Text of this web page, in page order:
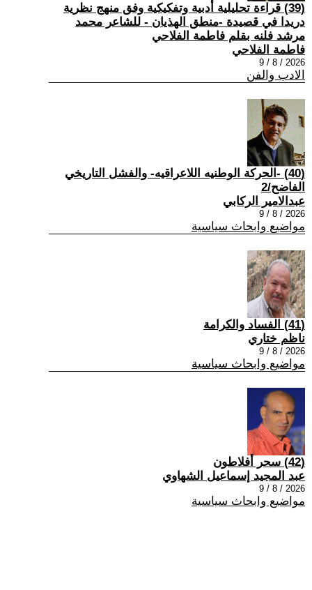
(39) قراءة تحليلية أدبية وتفكيكية وفق منهج نظرية
دريدا في قصيدة -منطق الهذيان - للشاعر محمد
مرشد فلنه بقلم فاطمة الفلاحي
فاطمة الفلاحي
2026 / 8 / 9
الادب والفن
(40) -الحركة الوطنيه اللاعراقيه- والفشل التاريخي
الفاضح/2
عبدالامير الركابي
2026 / 8 / 9
مواضيع وابحاث سياسية
(41) الفساد والكرامة
ناظم ختاري
2026 / 8 / 9
مواضيع وابحاث سياسية
(42) سحر أفلاطون
عبد المجيد إسماعيل الشهاوي
2026 / 8 / 9
مواضيع وابحاث سياسية